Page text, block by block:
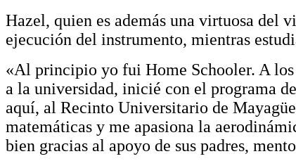
Hazel, quien es además una virtuosa del
ejecución del instrumento, mientras
«Al principio yo fui Home Schooler. A los
a la universidad, inicié con el programa
aquí, al Recinto Universitario de
matemáticas y me apasiona la
bien gracias al apoyo de sus padres,